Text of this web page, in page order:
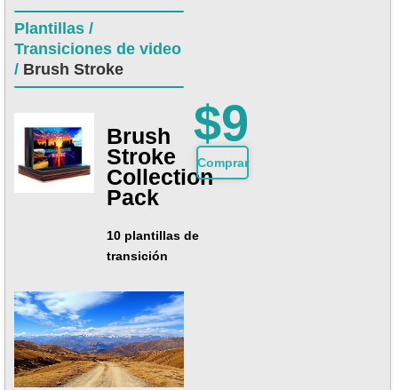
Plantillas /
Transiciones de video
/ Brush Stroke
Brush
Stroke
Collection
Pack
10 plantillas de
transición
$9
Сomprar